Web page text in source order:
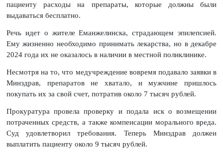
пациенту расходы на препараты, которые должны были
выдаваться бесплатно.
Речь идет о жителе Еманжелинска, страдающем эпилепсией.
Ему жизненно необходимо принимать лекарства, но в декабре
2024 года их не оказалось в наличии в местной поликлинике.
Несмотря на то, что медучреждение вовремя подавало заявки в
Минздрав, препаратов не хватало, и мужчине пришлось
покупать их за свой счет, потратив около 7 тысяч рублей.
Прокуратура провела проверку и подала иск о возмещении
потраченных средств, а также компенсации морального вреда.
Суд удовлетворил требования. Теперь Минздрав должен
выплатить пациенту около 9 тысяч рублей.